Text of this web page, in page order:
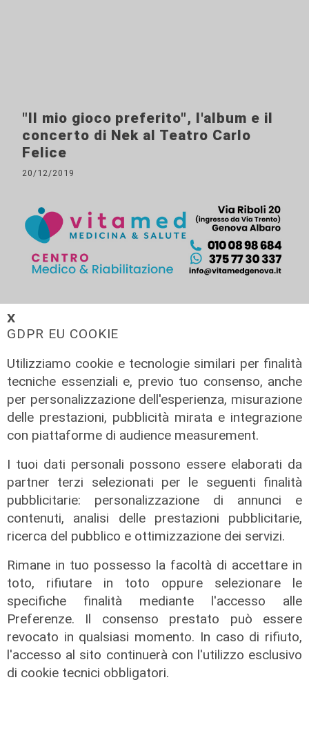
𝗫
GDPR EU COOKIE
Utilizziamo cookie e tecnologie similari per finalità
tecniche essenziali e, previo tuo consenso, anche
per personalizzazione dell'esperienza, misurazione
delle prestazioni, pubblicità mirata e integrazione
con piattaforme di audience measurement.
I tuoi dati personali possono essere elaborati da
partner terzi selezionati per le seguenti finalità
pubblicitarie: personalizzazione di annunci e
contenuti, analisi delle prestazioni pubblicitarie,
ricerca del pubblico e ottimizzazione dei servizi.
Rimane in tuo possesso la facoltà di accettare in
toto, rifiutare in toto oppure selezionare le
specifiche finalità mediante l'accesso alle
Preferenze. Il consenso prestato può essere
revocato in qualsiasi momento. In caso di rifiuto,
l'accesso al sito continuerà con l'utilizzo esclusivo
di cookie tecnici obbligatori.
"Il mio gioco preferito", l'album e il
concerto di Nek al Teatro Carlo
Felice
20/12/2019
Addio
Mondo della musica in lutto, è
morto Francesco Guccini
06/08/2026
di F.S.